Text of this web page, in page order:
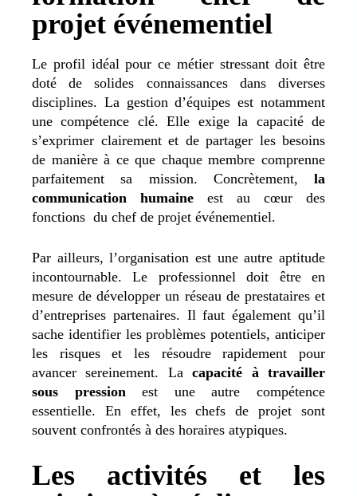
projet événementiel
Le profil idéal pour ce métier stressant doit être
doté de solides connaissances dans diverses
disciplines. La gestion d’équipes est notamment
une compétence clé. Elle exige la capacité de
s’exprimer clairement et de partager les besoins
de manière à ce que chaque membre comprenne
parfaitement sa mission. Concrètement, la
communication humaine est au cœur des
fonctions du chef de projet événementiel.
Par ailleurs, l’organisation est une autre aptitude
incontournable. Le professionnel doit être en
mesure de développer un réseau de prestataires et
d’entreprises partenaires. Il faut également qu’il
sache identifier les problèmes potentiels, anticiper
les risques et les résoudre rapidement pour
avancer sereinement. Lacapacité à travailler
sous pressionest une autre compétence
essentielle. En effet, les chefs de projet sont
souvent confrontés à des horaires atypiques.
Les activités et les